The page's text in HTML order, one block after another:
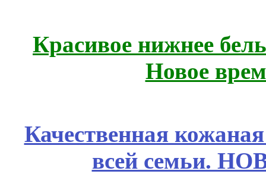
Красивое нижнее
Новое
Качественная
всей семьи.